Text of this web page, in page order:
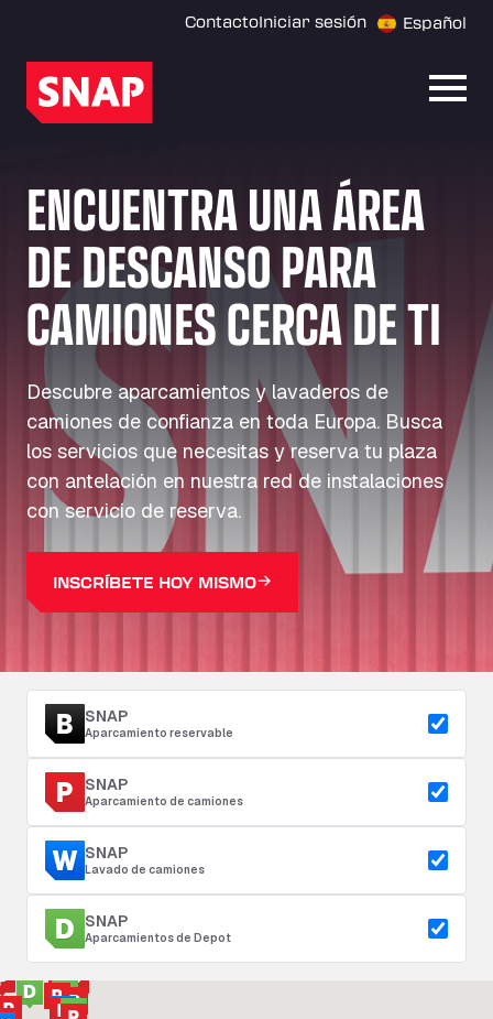
ContactoIniciar sesión Español
ENCUENTRA UNA ÁREA
DE DESCANSO PARA
CAMIONES CERCA DE TI
Descubre aparcamientos y lavaderos de
camiones de confianza en toda Europa. Busca
los servicios que necesitas y reserva tu plaza
con antelación en nuestra red de instalaciones
con servicio de reserva.
INSCRÍBETE HOY MISMO
SNAP
Aparcamiento reservable
SNAP
Aparcamiento de camiones
SNAP
Lavado de camiones
SNAP
Aparcamientos de Depot